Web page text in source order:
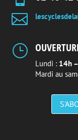

}
Lundi : 14h
Mardi au